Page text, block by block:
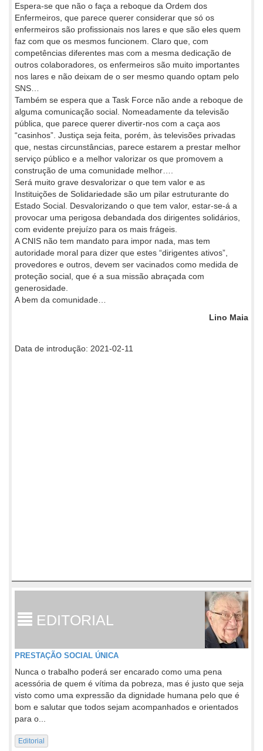
Espera-se que não o faça a reboque da Ordem dos
Enfermeiros, que parece querer considerar que só os
enfermeiros são profissionais nos lares e que são eles quem
faz com que os mesmos funcionem. Claro que, com
competências diferentes mas com a mesma dedicação de
outros colaboradores, os enfermeiros são muito importantes
nos lares e não deixam de o ser mesmo quando optam pelo
SNS…
Também se espera que a Task Force não ande a reboque de
alguma comunicação social. Nomeadamente da televisão
pública, que parece querer divertir-nos com a caça aos
“casinhos”. Justiça seja feita, porém, às televisões privadas
que, nestas circunstâncias, parece estarem a prestar melhor
serviço público e a melhor valorizar os que promovem a
construção de uma comunidade melhor….
Será muito grave desvalorizar o que tem valor e as
Instituições de Solidariedade são um pilar estruturante do
Estado Social. Desvalorizando o que tem valor, estar-se-á a
provocar uma perigosa debandada dos dirigentes solidários,
com evidente prejuízo para os mais frágeis.
A CNIS não tem mandato para impor nada, mas tem
autoridade moral para dizer que estes “dirigentes ativos”,
provedores e outros, devem ser vacinados como medida de
proteção social, que é a sua missão abraçada com
generosidade.
A bem da comunidade…
Lino Maia
Data de introdução: 2021-02-11
EDITORIAL
PRESTAÇÃO SOCIAL ÚNICA
Nunca o trabalho poderá ser encarado como uma pena
acessória de quem é vítima da pobreza, mas é justo que seja
visto como uma expressão da dignidade humana pelo que é
bom e salutar que todos sejam acompanhados e orientados
para o...
Editorial